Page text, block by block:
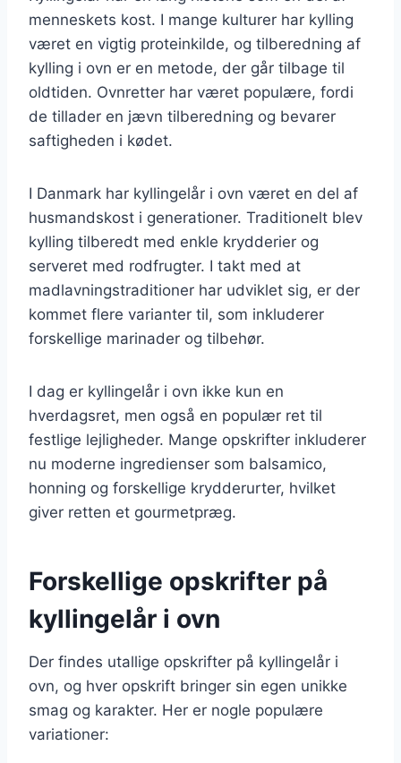
menneskets kost. I mange kulturer har kylling
været en vigtig proteinkilde, og tilberedning af
kylling i ovn er en metode, der går tilbage til
oldtiden. Ovnretter har været populære, fordi
de tillader en jævn tilberedning og bevarer
saftigheden i kødet.
I Danmark har kyllingelår i ovn været en del af
husmandskost i generationer. Traditionelt blev
kylling tilberedt med enkle krydderier og
serveret med rodfrugter. I takt med at
madlavningstraditioner har udviklet sig, er der
kommet flere varianter til, som inkluderer
forskellige marinader og tilbehør.
I dag er kyllingelår i ovn ikke kun en
hverdagsret, men også en populær ret til
festlige lejligheder. Mange opskrifter inkluderer
nu moderne ingredienser som balsamico,
honning og forskellige krydderurter, hvilket
giver retten et gourmetpræg.
Forskellige opskrifter på
kyllingelår i ovn
Der findes utallige opskrifter på kyllingelår i
ovn, og hver opskrift bringer sin egen unikke
smag og karakter. Her er nogle populære
variationer: